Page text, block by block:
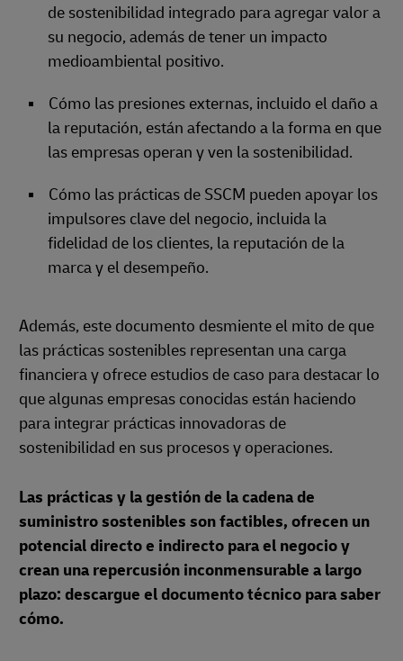
de sostenibilidad integrado para agregar valor a
su negocio, además de tener un impacto
medioambiental positivo.
Cómo las presiones externas, incluido el daño a
la reputación, están afectando a la forma en que
las empresas operan y ven la sostenibilidad.
Cómo las prácticas de SSCM pueden apoyar los
impulsores clave del negocio, incluida la
fidelidad de los clientes, la reputación de la
marca y el desempeño.
Además, este documento desmiente el mito de que
las prácticas sostenibles representan una carga
financiera y ofrece estudios de caso para destacar lo
que algunas empresas conocidas están haciendo
para integrar prácticas innovadoras de
sostenibilidad en sus procesos y operaciones.
Las prácticas y la gestión de la cadena de
suministro sostenibles son factibles, ofrecen un
potencial directo e indirecto para el negocio y
crean una repercusión inconmensurable a largo
plazo: descargue el documento técnico para saber
cómo.